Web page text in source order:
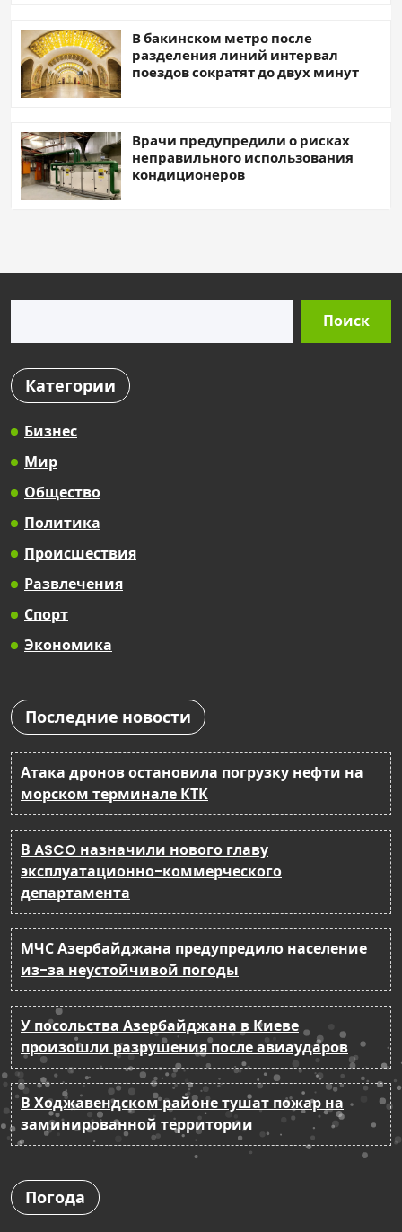
В бакинском метро после
разделения линий интервал
поездов сократят до двух минут
Врачи предупредили о рисках
неправильного использования
кондиционеров
Поиск
Категории
Бизнес
Мир
Общество
Политика
Происшествия
Развлечения
Спорт
Экономика
Последние новости
Атака дронов остановила погрузку нефти на
морском терминале КТК
В ASCO назначили нового главу
эксплуатационно-коммерческого
департамента
МЧС Азербайджана предупредило население
из-за неустойчивой погоды
У посольства Азербайджана в Киеве
произошли разрушения после авиаударов
В Ходжавендском районе тушат пожар на
заминированной территории
Погода